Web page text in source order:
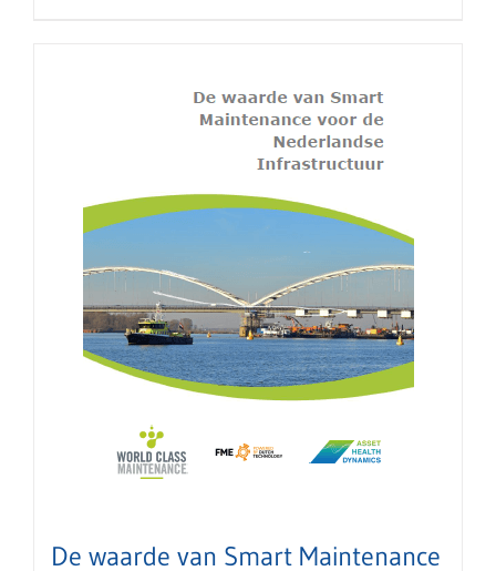
De waarde van Smart Maintenance